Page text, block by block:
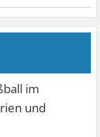
im
und